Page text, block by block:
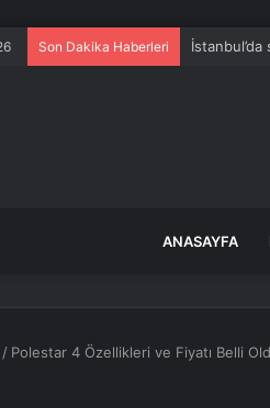
Son Dakika Haberleri İstanbul’da
ANASAYFA
/ Polestar 4 Özellikleri ve Fiyatı Belli